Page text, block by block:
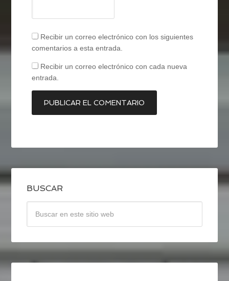
Recibir un correo electrónico con los siguientes
comentarios a esta entrada.
Recibir un correo electrónico con cada nueva
entrada.
BUSCAR